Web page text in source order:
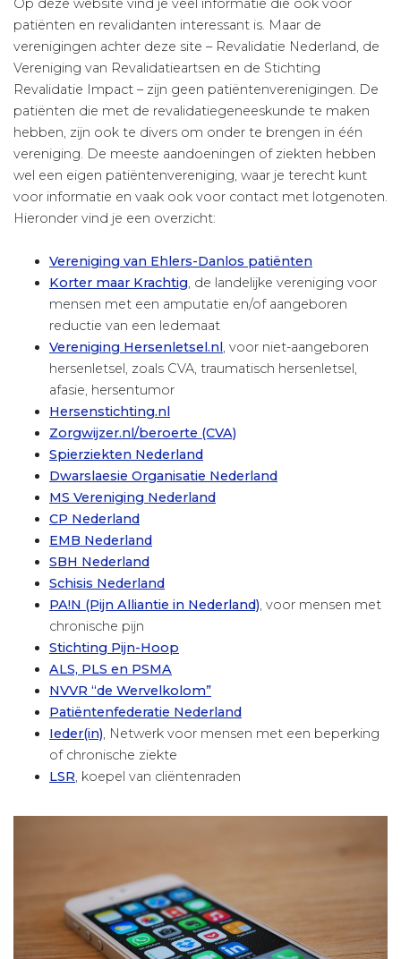
Op deze website vind je veel informatie die ook voor
patiënten en revalidanten interessant is. Maar de
verenigingen achter deze site – Revalidatie Nederland, de
Vereniging van Revalidatieartsen en de Stichting
Revalidatie Impact – zijn geen patiëntenverenigingen. De
patiënten die met de revalidatiegeneeskunde te maken
hebben, zijn ook te divers om onder te brengen in één
vereniging. De meeste aandoeningen of ziekten hebben
wel een eigen patiëntenvereniging, waar je terecht kunt
voor informatie en vaak ook voor contact met lotgenoten.
Hieronder vind je een overzicht:
Vereniging van Ehlers-Danlos patiënten
Korter maar Krachtig, de landelijke vereniging voor
mensen met een amputatie en/of aangeboren
reductie van een ledemaat
Vereniging Hersenletsel.nl, voor niet-aangeboren
hersenletsel, zoals CVA, traumatisch hersenletsel,
afasie, hersentumor
Hersenstichting.nl
Zorgwijzer.nl/beroerte (CVA)
Spierziekten Nederland
Dwarslaesie Organisatie Nederland
MS Vereniging Nederland
CP Nederland
EMB Nederland
SBH Nederland
Schisis Nederland
PA!N (Pijn Alliantie in Nederland), voor mensen met
chronische pijn
Stichting Pijn-Hoop
ALS, PLS en PSMA
NVVR “de Wervelkolom”
Patiëntenfederatie Nederland
Ieder(in), Netwerk voor mensen met een beperking
of chronische ziekte
LSR, koepel van cliëntenraden